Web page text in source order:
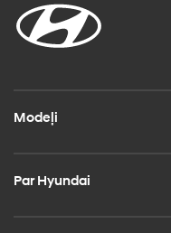
Modeļi
Par Hyundai